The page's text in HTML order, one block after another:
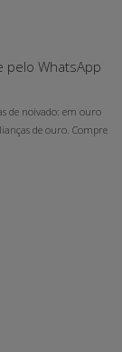
pelo WhatsApp
de noivado: em ouro
de ouro. Compre